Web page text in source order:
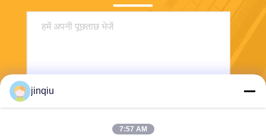
jinqiu
7:57 AM